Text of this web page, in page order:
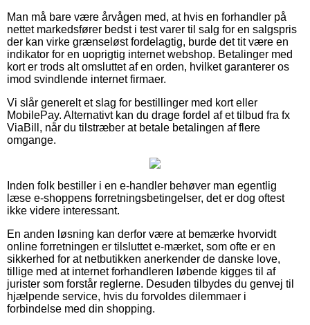
Man må bare være årvågen med, at hvis en forhandler på
nettet markedsfører bedst i test varer til salg for en salgspris
der kan virke grænseløst fordelagtig, burde det tit være en
indikator for en uoprigtig internet webshop. Betalinger med
kort er trods alt omsluttet af en orden, hvilket garanterer os
imod svindlende internet firmaer.
Vi slår generelt et slag for bestillinger med kort eller
MobilePay. Alternativt kan du drage fordel af et tilbud fra fx
ViaBill, når du tilstræber at betale betalingen af flere
omgange.
Inden folk bestiller i en e-handler behøver man egentlig
læse e-shoppens forretningsbetingelser, det er dog oftest
ikke videre interessant.
En anden løsning kan derfor være at bemærke hvorvidt
online forretningen er tilsluttet e-mærket, som ofte er en
sikkerhed for at netbutikken anerkender de danske love,
tillige med at internet forhandleren løbende kigges til af
jurister som forstår reglerne. Desuden tilbydes du genvej til
hjælpende service, hvis du forvoldes dilemmaer i
forbindelse med din shopping.